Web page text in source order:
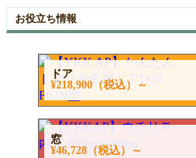
お役立ち情報
ドア
¥218,900（税込）～
窓
¥46,728（税込）～